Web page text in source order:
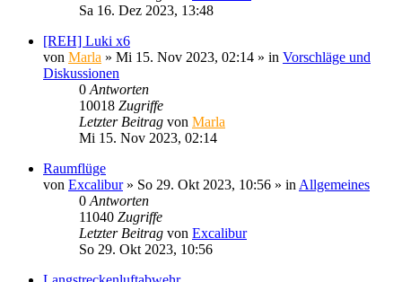
Sa 16. Dez 2023, 13:48
[REH] Luki x6
von Marla » Mi 15. Nov 2023, 02:14 » in Vorschläge und
Diskussionen
0 Antworten
10018 Zugriffe
Letzter Beitrag von Marla
Mi 15. Nov 2023, 02:14
Raumflüge
von Excalibur» So 29. Okt 2023, 10:56 » in Allgemeines
0 Antworten
11040 Zugriffe
Letzter Beitrag von Excalibur
So 29. Okt 2023, 10:56